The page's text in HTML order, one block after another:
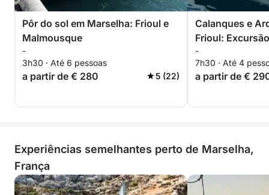
Pôr do sol em Marselha: Frioul e
Malmousque
-
3h30 · Até 6 pessoas
a partir de € 280 5 (22)
Calanques e
Frioul:
-
7h30 · Até 4
a partir de €
Experiências semelhantes perto de Marselha,
França